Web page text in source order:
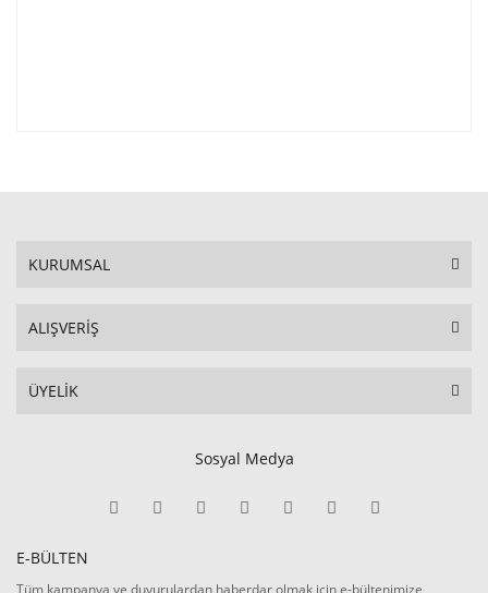
KURUMSAL
ALIŞVERİŞ
ÜYELİK
Sosyal Medya
E-BÜLTEN
Tüm kampanya ve duyurulardan haberdar olmak için e-bültenimize